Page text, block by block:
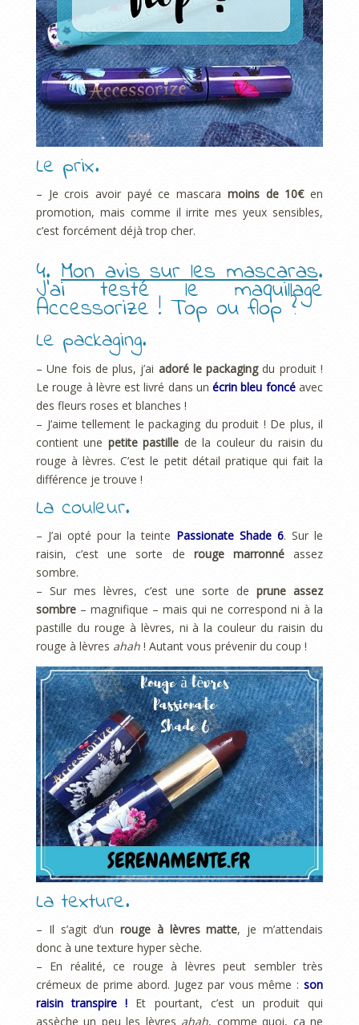
Le prix.
– Je crois avoir payé ce mascara moins de 10€en
promotion, mais comme il irrite mes yeux sensibles,
c’est forcément déjà trop cher.
4.Mon avis sur les mascaras.
J’ai testé le maquillage
Accessorize ! Top ou flop ?
Le packaging.
– Une fois de plus, j’ai adoré le packagingdu produit !
Le rouge à lèvre est livré dans un écrin bleu foncéavec
des fleurs roses et blanches !
– J’aime tellement le packaging du produit ! De plus, il
contient une petite pastille de la couleur du raisin du
rouge à lèvres. C’est le petit détail pratique qui fait la
différence je trouve !
La couleur.
– J’ai opté pour la teinte Passionate Shade 6. Sur le
raisin, c’est une sorte de rouge marronnéassez
sombre.
– Sur mes lèvres, c’est une sorte de prune assez
sombre – magnifique – mais qui ne correspond ni à la
pastille du rouge à lèvres, ni à la couleur du raisin du
rouge à lèvres ahah ! Autant vous prévenir du coup !
La texture.
– Il s’agit d’unrouge à lèvres matte, je m’attendais
donc à une texture hyper sèche.
– En réalité, ce rouge à lèvres peut sembler très
crémeux de prime abord. Jugez par vous même : son
raisin transpire ! Et pourtant, c’est un produit qui
assèche un peu les lèvres ahah, comme quoi, ça ne